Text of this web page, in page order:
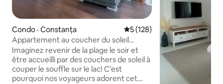
Condo · Constanța Note moyenne de 5 sur 5,
5 (128)
Appartement au coucher du soleil
Golden Mirage
Imaginez revenir de la plage le soir et
être accueilli par des couchers de soleil à
couper le souffle sur le lac! C'est
pourquoi nos voyageurs adorent cet